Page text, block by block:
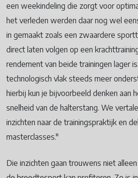
een weekindeling die zorgt voor
het verleden werden daar nog wel
in gemaakt zoals een zwaardere
direct laten volgen op een
rendement van beide trainingen lager
technologisch vlak steeds meer
hierbij kun je bijvoorbeeld denken aan
snelheid van de halterstang. We
inzichten naar de trainingspraktijk en
masterclasses."
Die inzichten gaan trouwens niet